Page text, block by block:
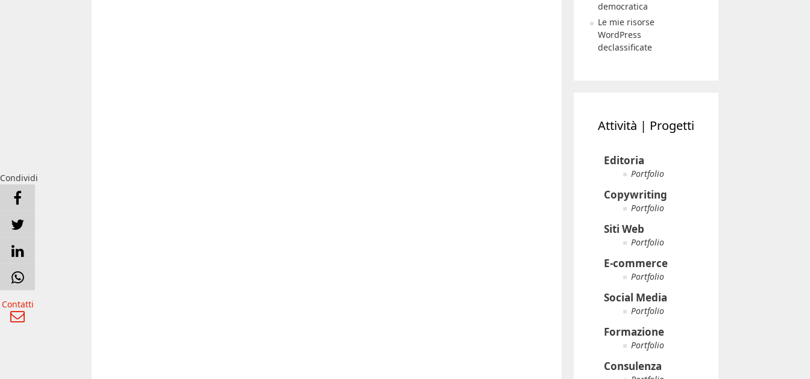
democratica
Le mie risorse
WordPress
declassificate
Attività | Progetti
Editoria
Portfolio
Copywriting
Portfolio
Siti Web
Portfolio
E-commerce
Portfolio
Social Media
Portfolio
Formazione
Portfolio
Consulenza
Condividi
Contatti